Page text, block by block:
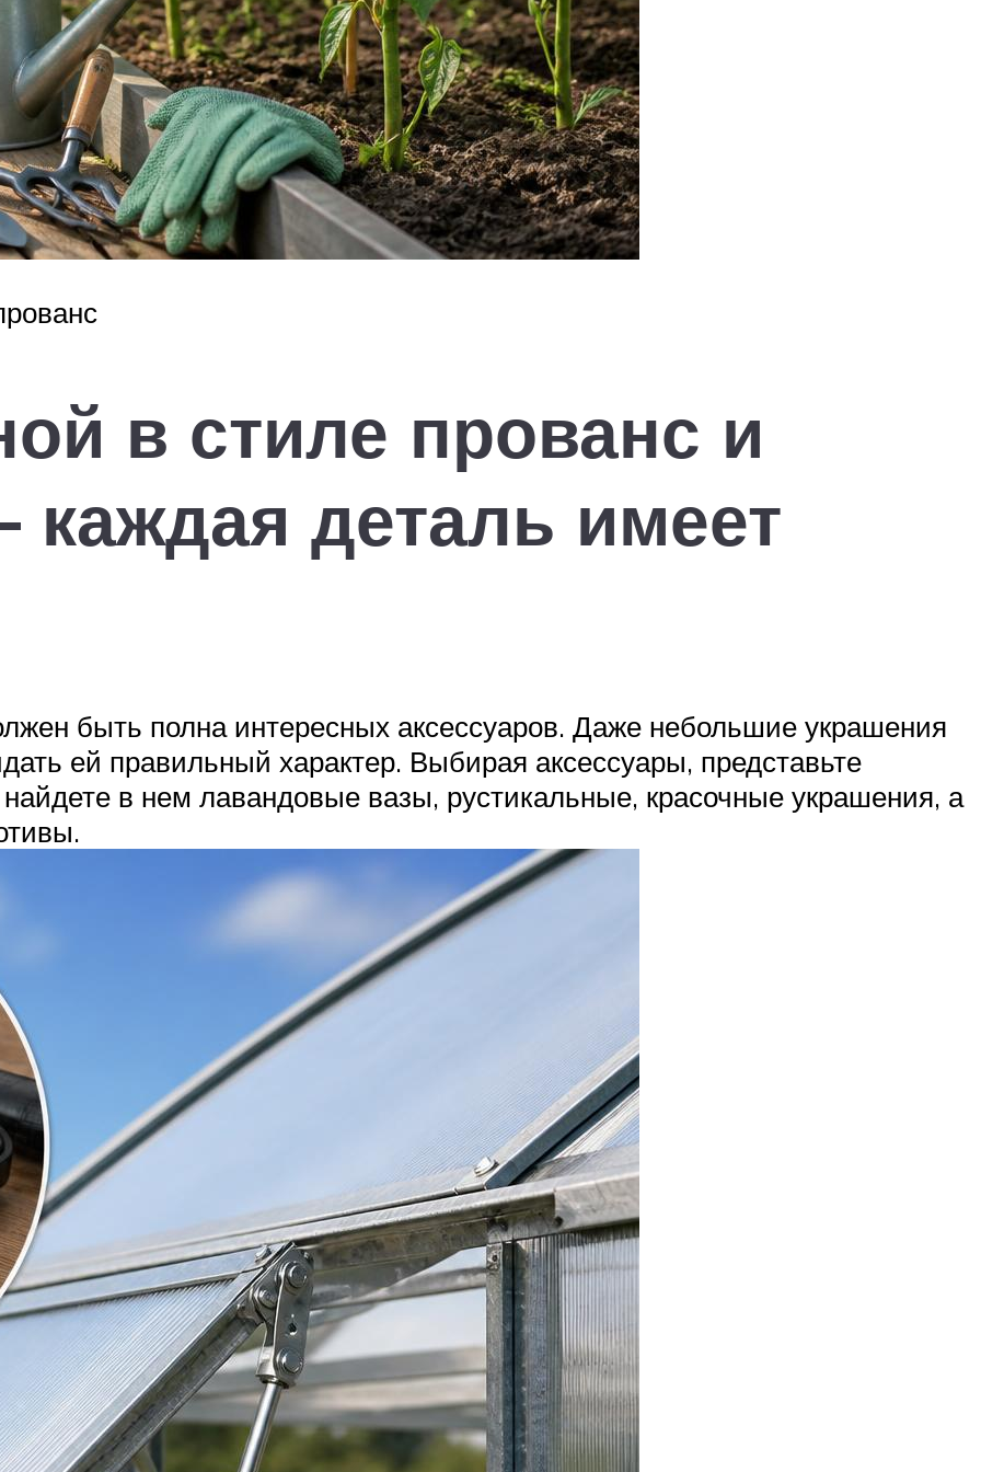
в стиле прованс и
деталь имеет
быть полна интересных аксессуаров. Даже небольшие украшения
ей правильный характер. Выбирая аксессуары, представьте
в нем лавандовые вазы, рустикальные, красочные украшения, а